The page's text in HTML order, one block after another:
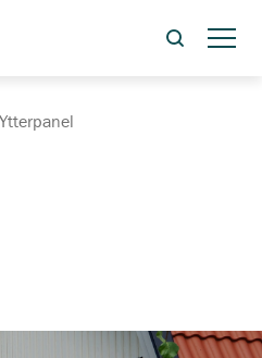
Ytterpanel